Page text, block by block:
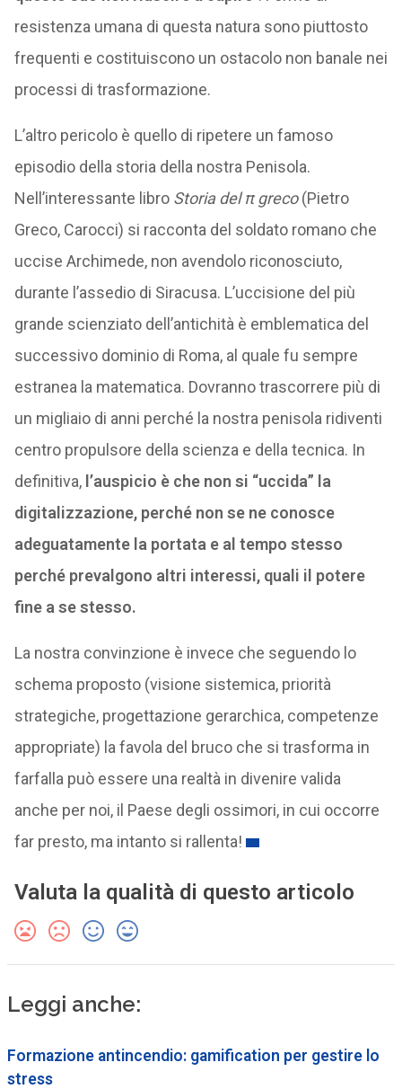
resistenza umana di questa natura sono piuttosto
frequenti e costituiscono un ostacolo non banale nei
processi di trasformazione.
L’altro pericolo è quello di ripetere un famoso
episodio della storia della nostra Penisola.
Nell’interessante libro Storia del π greco(Pietro
Greco, Carocci) si racconta del soldato romano che
uccise Archimede, non avendolo riconosciuto,
durante l’assedio di Siracusa. L’uccisione del più
grande scienziato dell’antichità è emblematica del
successivo dominio di Roma, al quale fu sempre
estranea la matematica. Dovranno trascorrere più di
un migliaio di anni perché la nostra penisola ridiventi
centro propulsore della scienza e della tecnica. In
definitiva, l’auspicio è che non si “uccida” la
digitalizzazione, perché non se ne conosce
adeguatamente la portata e al tempo stesso
perché prevalgono altri interessi, quali il potere
fine a se stesso.
La nostra convinzione è invece che seguendo lo
schema proposto (visione sistemica, priorità
strategiche, progettazione gerarchica, competenze
appropriate) la favola del bruco che si trasforma in
farfalla può essere una realtà in divenire valida
anche per noi, il Paese degli ossimori, in cui occorre
far presto, ma intanto si rallenta!
Valuta la qualità di questo articolo
Leggi anche:
Formazione antincendio: gamification per gestire lo
stress